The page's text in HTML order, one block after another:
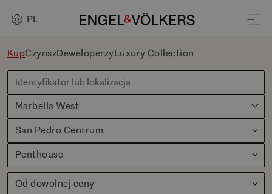
PL
KupCzynszDeweloperzyLuxury Collection
Marbella West
San Pedro Centrum
Penthouse
Od dowolnej ceny